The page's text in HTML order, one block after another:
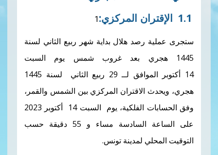
المركزي:
رصد هلال بداية شهر ربيع الثاني لسنة
هجري بعد غروب شمس يوم السبت
14 أكتوبر الموافق لــ 29 ربيع الثاني لسنة 1445
الاقتران المركزي بين الشمس والقمر،
وفق الحسابات الفلكية، يوم السبت 14 أكتوبر 2023
على الساعة السادسة مساء و 55 دقيقة حسب
لمدينة تونس.